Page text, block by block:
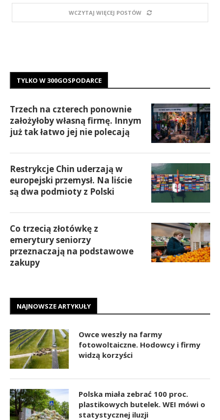
WCZYTAJ WIĘCEJ POSTÓW
TYLKO W 300GOSPODARCE
Trzech na czterech ponownie
założyłoby własną firmę. Innym
już tak łatwo jej nie polecają
Restrykcje Chin uderzają w
europejski przemysł. Na liście
są dwa podmioty z Polski
Co trzecią złotówkę z
emerytury seniorzy
przeznaczają na podstawowe
zakupy
NAJNOWSZE ARTYKUŁY
Owce weszły na farmy
fotowoltaiczne. Hodowcy i firmy
widzą korzyści
Polska miała zebrać 100 proc.
plastikowych butelek. WEI mówi o
statystycznej iluzji